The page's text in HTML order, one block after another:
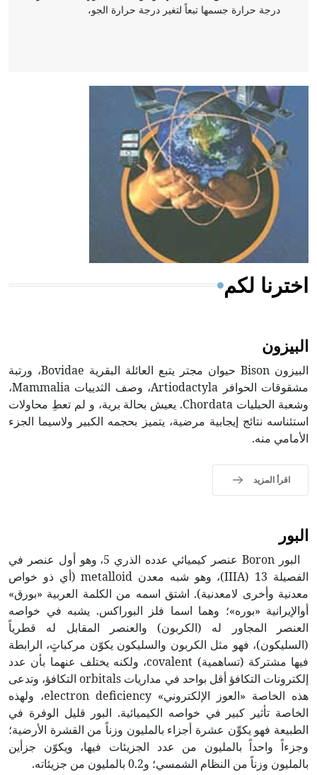
درجة حرارة جسمها تبعاً لتغير درجة حرارة الجو،
- هل تعلم أن أبقراط كتب في الطب أربعة مؤلفات هي:
الحكم، الأدلة، تنظيم التغذية، ورسالته في جروح الرأس.
ويعود له الفضل بأنه حرر الطب من الدين والفلسفة.
- هل تعلم أن المرجان إفراز حيواني يتكون في البحر ويتركب
من مادة كربونات الكلسيوم، وهو أحمر أو شديد الحمرة وهو
أجود أنواعه، ويمتاز بكبر الحجم ويسمى الش
اخترنا لكم
البيزون
البيزون Bison حيوان مجتر يتبع العائلة البقرية Bovidae، ورتبة
مشقوقات الحوافر Artiodactyla، وصف الثدييات Mammalia،
وشعبة الحبليات Chordata. يعيش بحالة برية، و لم تعطِ محاولات
استئناسه نتائج إيجابية مرضية، يتميز بحجمه الكبير ولاسيما الجزء
الأمامي منه.
اقرأ المزيد
البور
البور Boron عنصر كيميائي عدده الذري 5، وهو أول عنصر في
الفصيلة 13 (IIIA)، وهو شبه معدن metalloid (أي ذو خواص
معدنية وأخرى لامعدنية). اشتق اسمه من الكلمة العربية «بورق»
أوالإيرانية «بوره»؛ وهما اسما فلز البوراكس. يشبه في خواصه
العنصر المجاور له (الكربون) والعنصر المقابل له قطرياً
(السليكون)، فهو مثل الكربون والسليكون يكوّن مركباتٍ، الرابطة
فيها مشتركة (تساهمية) covalent، ولكنه يختلف عنهما بأن عدد
إلكترونات التكافؤ أقل بواحد في مداريات orbitals التكافؤ، وتدعى
هذه الخاصة «العوز الإلكتروني» electron deficiency، ولهذه
الخاصة تأثير كبير في خواصه الكيميائية. البور قليل الوفرة في
الطبيعة فهو يكوِّن عشرة أجزاء بالمليون وزناً من القشرة الأرضية؛
وجزءاً واحداً بالمليون من عدد الجزيئات فيها، ويكوّن جزأين
بالمليون وزناً من النظام الشمسي؛ و0.2 بالمليون من جزيئاته.